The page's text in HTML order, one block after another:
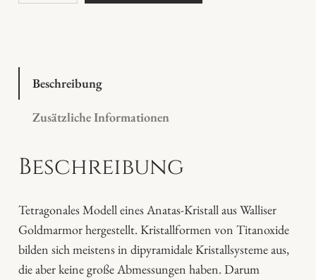
n
a
M
e
l
M
e
n
Beschreibung
Zusätzliche Informationen
Beschreibung
Tetragonales Modell eines Anatas-Kristall aus Walliser
Goldmarmor hergestellt. Kristallformen von Titanoxide
bilden sich meistens in dipyramidale Kristallsysteme aus,
die aber keine große Abmessungen haben. Darum